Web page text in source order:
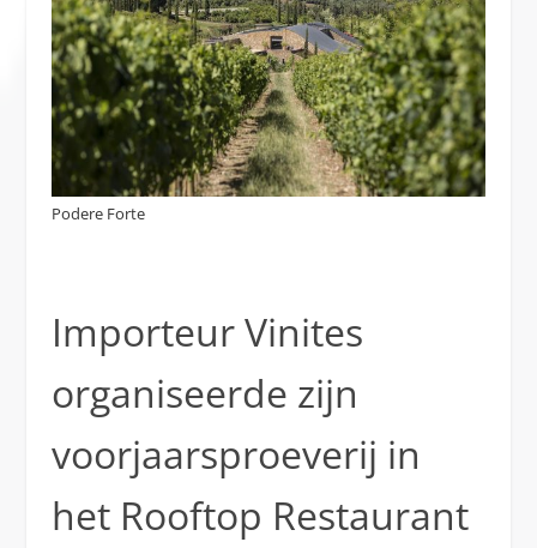
Podere Forte
Importeur Vinites
organiseerde zijn
voorjaarsproeverij in
het Rooftop Restaurant